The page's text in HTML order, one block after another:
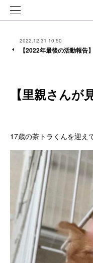
2022.12.31 10:50
【2022年最後の活動報告】
【里親さんが
17歳の茶トラくんを迎え